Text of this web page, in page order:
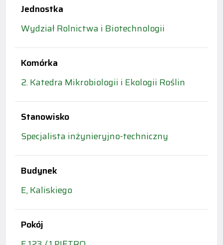
Jednostka
Wydział Rolnictwa i Biotechnologii
Komórka
2. Katedra Mikrobiologii i Ekologii Roślin
Stanowisko
Specjalista inżynieryjno-techniczny
Budynek
E, Kaliskiego
Pokój